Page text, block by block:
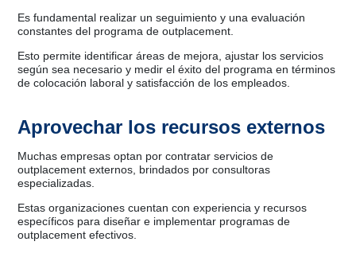
Es fundamental realizar un seguimiento y una evaluación
constantes del programa de outplacement.
Esto permite identificar áreas de mejora, ajustar los servicios
según sea necesario y medir el éxito del programa en términos
de colocación laboral y satisfacción de los empleados.
Aprovechar los recursos externos
Muchas empresas optan por contratar servicios de
outplacement externos, brindados por consultoras
especializadas.
Estas organizaciones cuentan con experiencia y recursos
específicos para diseñar e implementar programas de
outplacement efectivos.